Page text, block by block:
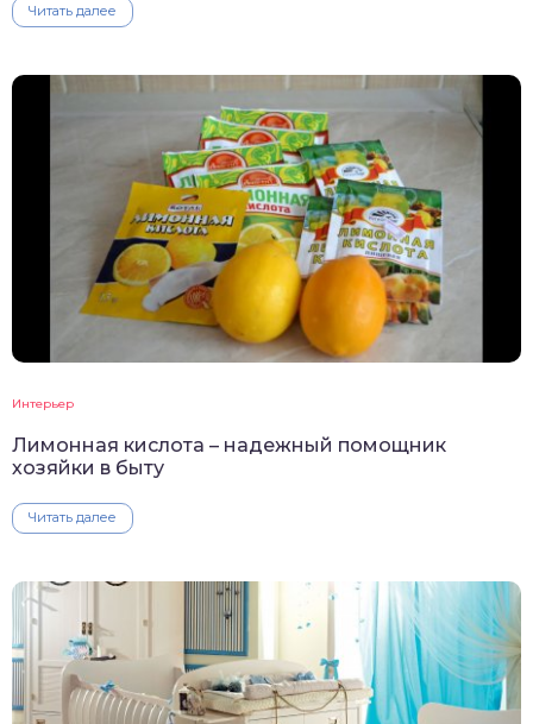
Читать далее
Интерьер
Лимонная кислота – надежный помощник
хозяйки в быту
Читать далее